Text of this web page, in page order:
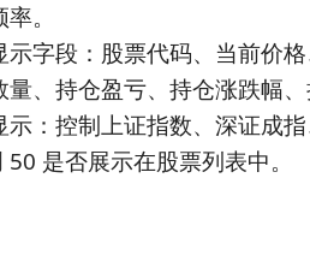
。
示字段：股票代码、当前价
量、持仓盈亏、持仓涨跌幅
示：控制上证指数、深证成
是否展示在股票列表中。